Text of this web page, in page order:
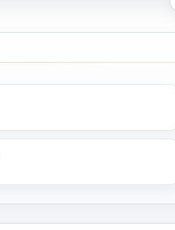
Ion-litio
Máx. 90 minutos
Sí